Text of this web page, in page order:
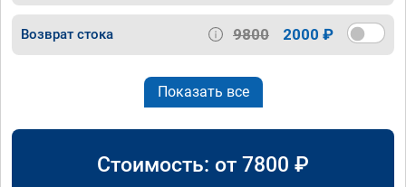
Возврат стока 9800 2000 ₽
Показать все
Стоимость: от 7800 ₽